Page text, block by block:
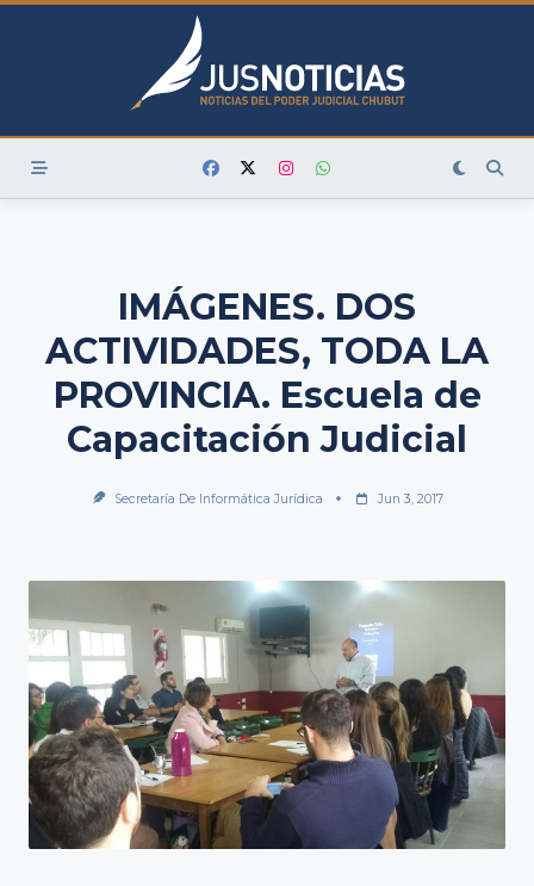
Skip
IMÁGENES. DOS
ACTIVIDADES, TODA LA
PROVINCIA. Escuela de
Capacitación Judicial
Secretaría De Informática Jurídica Jun 3, 2017